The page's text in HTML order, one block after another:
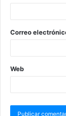
Correo
Web